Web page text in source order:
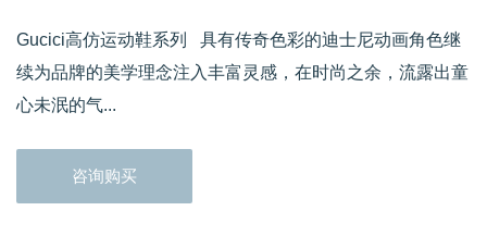
Gucici高仿运动鞋系列 具有传奇色彩的迪士尼动画角色继
续为品牌的美学理念注入丰富灵感，在时尚之余，流露出童
心未泯的气...
咨询购买